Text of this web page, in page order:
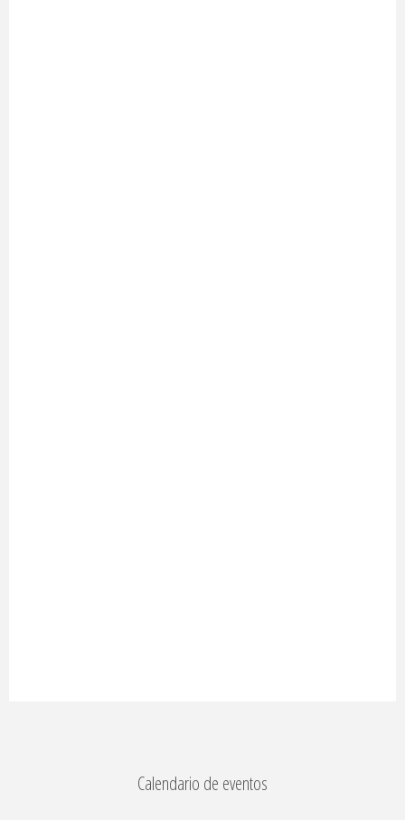
Calendario de eventos